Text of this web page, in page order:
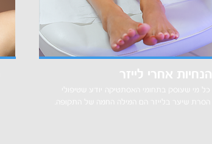
הנחיות אחרי לייזר
כל מי שעוסק בתחומי האסתטיקה יודע שטיפולי
הסרת שיער בלייזר הם המילה החמה של התקופה.